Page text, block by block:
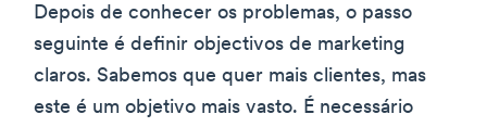
Depois de conhecer os problemas, o passo
seguinte é definir objectivos de marketing
claros. Sabemos que quer mais clientes, mas
este é um objetivo mais vasto. É necessário